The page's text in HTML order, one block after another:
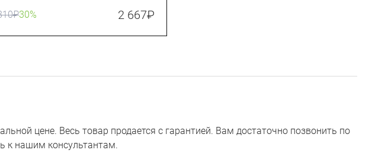
₽30% 2 667₽
цене. Весь товар продается с гарантией. Вам достаточно позвонить по
к нашим консультантам.